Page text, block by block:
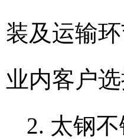
装及运输
业内客户
2. 太钢